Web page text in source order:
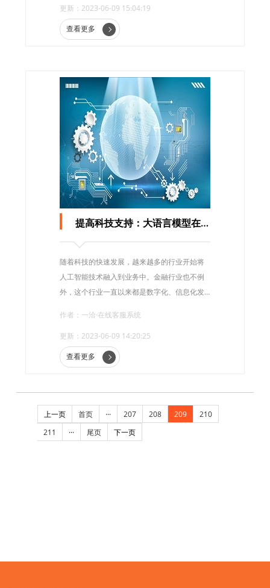
来越广泛的应用。
更新：2023-06-09 15:04:19
查看更多
提高科技支持：大语言模型在金融行业中的应用
随着科技的快速发展，越来越多的行业开始将
人工智能技术融入到业务中。金融行业也不例
外，这个行业一直以来都是数字化、信息化发
出现更是进一步促进了金融业发展的步伐。在
金融行业中，大语言模型成为了一个备受关注
的技术，其在金融行业中的应用也越来越广
泛。
作者：一洽·在线客服系统
更新：2023-06-09 14:20:25
查看更多
上一页 首页 ··· 207 208 209
210
211
··· 尾页 下一页